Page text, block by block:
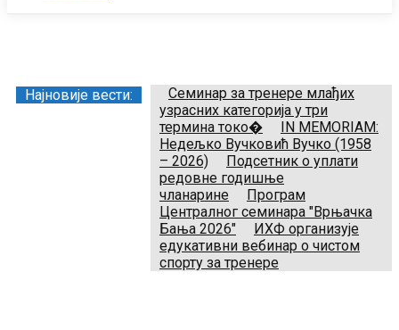
Најновије вести:
Семинар за тренере млађих
узрасних категорија у три
термина токо�
IN MEMORIAM:
Недељко Вучковић Вучко (1958
– 2026)
Подсетник о уплати
редовне годишње
чланарине
Програм
Централног семинара "Врњачка
Бања 2026"
ИХФ организује
едукативни вебинар о чистом
спорту за тренере